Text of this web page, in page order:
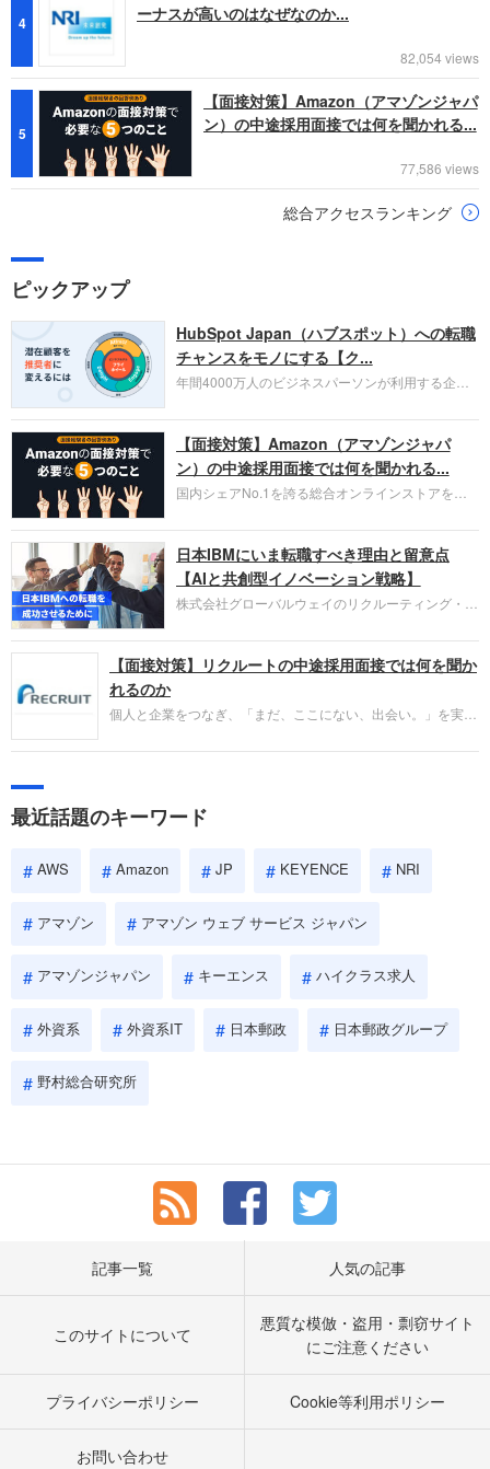
4
ーナスが高いのはなぜなのか...
82,054 views
5
【面接対策】Amazon（アマゾンジャパ
ン）の中途採用面接では何を聞かれる...
77,586 views
総合アクセスランキング
ピックアップ
HubSpot Japan（ハブスポット）への転職
チャンスをモノにする【ク...
年間4000万人のビジネスパーソンが利用する企業
お勧めするイチオシ企業をご紹介します。今回はク
ラウド型CRMプラットフォームを提供する
HubSpot Japan（ハブスポット・ジャパン）株式会
社です。採用面接対策の企業研究にご活用くださ
い。
【面接対策】Amazon（アマゾンジャパ
ン）の中途採用面接では何を聞かれる...
国内シェアNo.1を誇る総合オンラインストアを運
圧倒的な存在感を持つAmazon。中途採用面接では
過去の具体的な業務成果やリーダーシップの発揮、
失敗からの学びが重視され、人間性やカルチャーフ
ィットも評価対象となり、長期的に成長できる仲間
であるかを多角的に審査されます。
日本IBMにいま転職すべき理由と留意点
【AIと共創型イノベーション戦略】
株式会社グローバルウェイのリクルーティング・パ
パーソンが利用する企業口コミサイト「キャリコ
ネ」の転職エージェントがお勧めするイチオシ企業
IBMです。採用面接対策の企業研究にご活用くださ
い。
【面接対策】リクルートの中途採用面接では何を聞か
れるのか
個人と企業をつなぎ、「まだ、ここにない、出会い。」を実現
やこれまでの成果を具体的に問われるほか、「人間性」も評価
しょう。
最近話題のキーワード
AWS Amazon JP KEYENCE NRI
アマゾン アマゾン ウェブ サービス ジャパン
アマゾンジャパン キーエンス ハイクラス求人
外資系 外資系IT 日本郵政 日本郵政グループ
野村総合研究所
記事一覧 人気の記事
このサイトについて
悪質な模倣・盗用・剽窃サイト
にご注意ください
プライバシーポリシー Cookie等利用ポリシー
お問い合わせ